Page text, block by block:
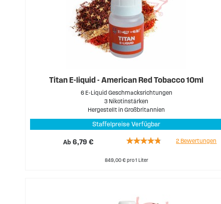
Titan E-liquid - American Red Tobacco 10ml
6 E-Liquid Geschmacksrichtungen
3 Nikotinstärken
Hergestellt in Großbritannien
Staffelpreise Verfügbar
Ab 6,79 €
Rating:
2 Bewertungen
849,00 € pro 1 Liter